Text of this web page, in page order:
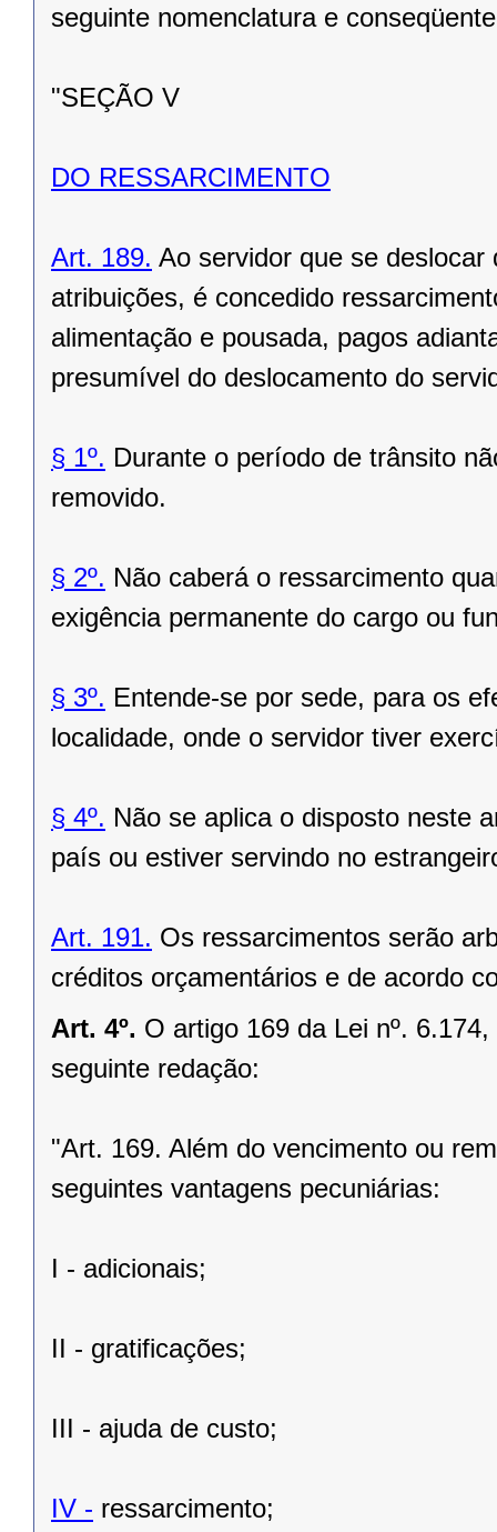
seguinte nomenclatura e
"SEÇÃO V
DO RESSARCIMENTO
Art. 189. Ao servidor que se
atribuições, é concedido
alimentação e pousada, pagos
presumível do deslocamento do
§ 1º. Durante o período de trânsito
removido.
§ 2º. Não caberá o ressarcimento
exigência permanente do cargo ou
§ 3º. Entende-se por sede, para os
localidade, onde o servidor tiver
§ 4º. Não se aplica o disposto neste
país ou estiver servindo no
Art. 191. Os ressarcimentos serão
créditos orçamentários e de acordo
Art. 4º. O artigo 169 da Lei nº.
seguinte redação:
"Art. 169. Além do vencimento ou
seguintes vantagens pecuniárias:
I - adicionais;
II - gratificações;
III - ajuda de custo;
IV - ressarcimento;